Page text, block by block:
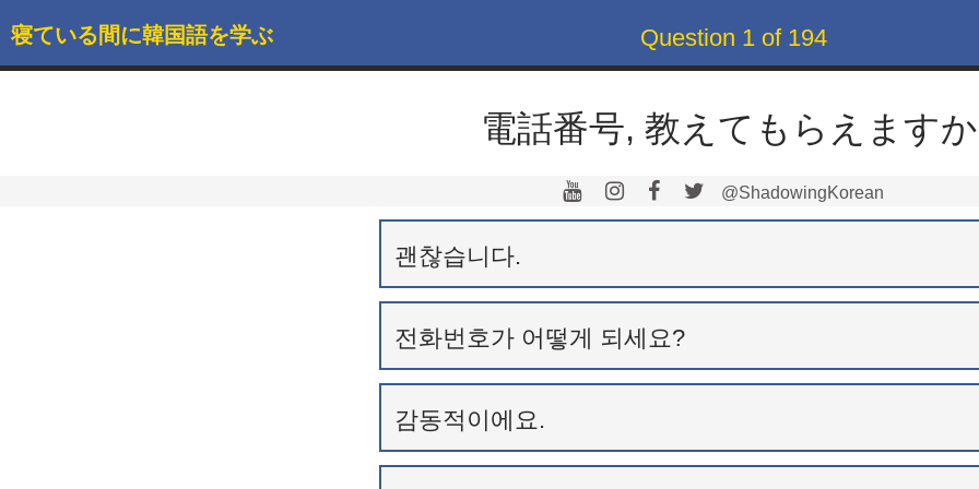
寝ている間に韓国語を学ぶ Question 1 of 194
電話番号, 教えてもらえます
@ShadowingKorean
괜찮습니다.
전화번호가 어떻게 되세요?
감동적이에요.